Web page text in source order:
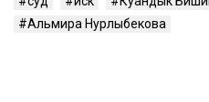
Альмира Нурлыбекова